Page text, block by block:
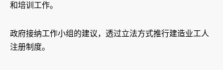
和培训工作。
政府接纳工作小组的建议，透过立法方式推行建造业工人
注册制度。